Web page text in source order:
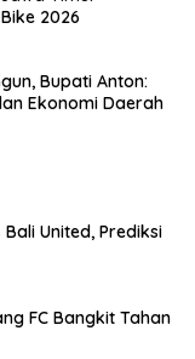
2026
Bupati Anton:
Ekonomi Daerah
Bali United, Prediksi
FC Bangkit Tahan